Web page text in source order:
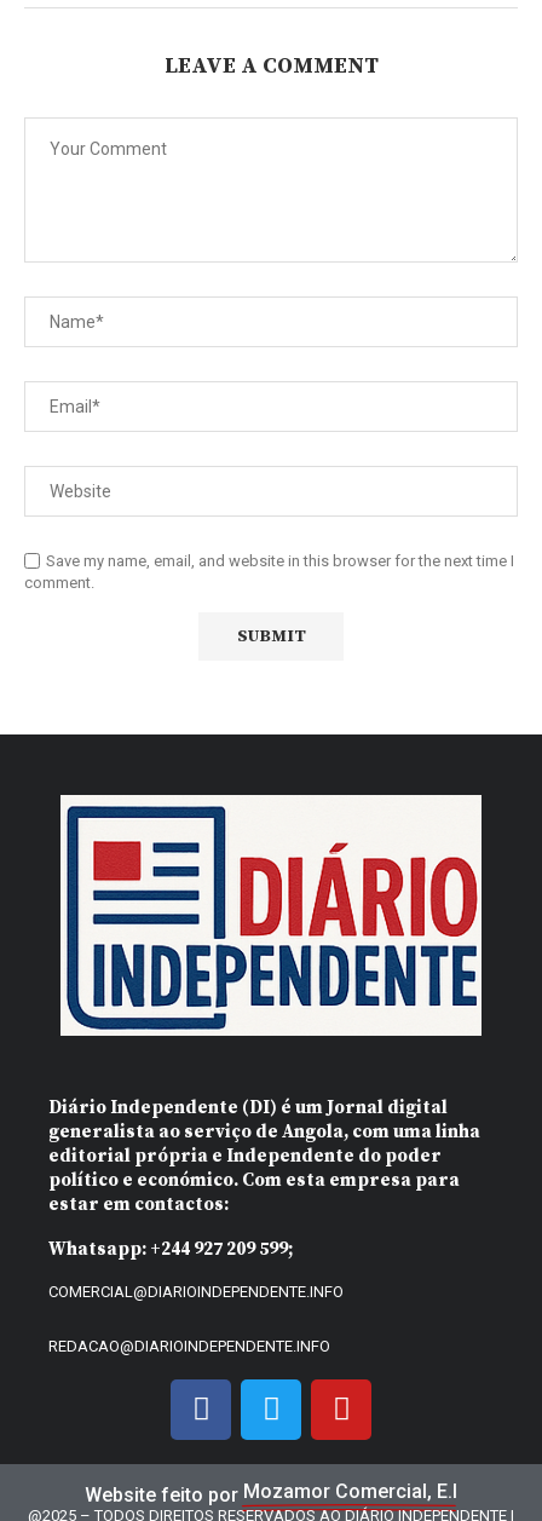
LEAVE A COMMENT
Save my name, email, and website in this browser for the next time I
comment.
Diário Independente (DI) é um Jornal digital
generalista ao serviço de Angola, com uma linha
editorial própria e Independente do poder
político e económico. Com esta empresa para
estar em contactos:
Whatsapp: +244 927 209 599;
COMERCIAL@DIARIOINDEPENDENTE.INFO
REDACAO@DIARIOINDEPENDENTE.INFO
Website feito por Mozamor Comercial, E.I
@2025 – TODOS DIREITOS RESERVADOS AO DIÁRIO INDEPENDENTE |